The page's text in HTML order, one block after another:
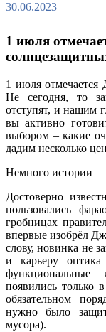
30.06.2023
1 июля
1 июля отмечается
Не сегодня, то
отступят, и нашим
вы активно
выбором – какие
дадим несколько
Немного истории
Достоверно
пользовались
гробницах
впервые изобрёл
слову, новинка не
и карьеру
функциональные
появились
обязательном
нужно было
мусора).